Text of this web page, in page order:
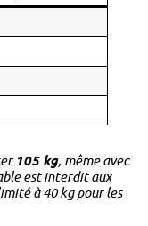
105 kg, même avec
est interdit aux
à 40 kg pour les